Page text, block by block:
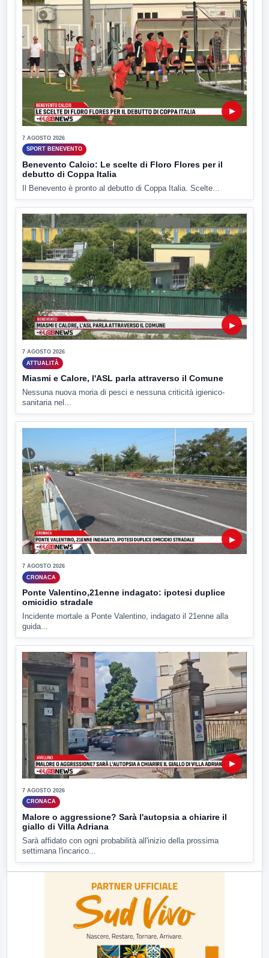
▶
7 AGOSTO 2026
SPORT BENEVENTO
Benevento Calcio: Le scelte di Floro Flores per il
debutto di Coppa Italia
Il Benevento è pronto al debutto di Coppa Italia. Scelte...
▶
7 AGOSTO 2026
ATTUALITÀ
Miasmi e Calore, l'ASL parla attraverso il Comune
Nessuna nuova moria di pesci e nessuna criticità igienico-
sanitaria nel...
▶
7 AGOSTO 2026
CRONACA
Ponte Valentino,21enne indagato: ipotesi duplice
omicidio stradale
Incidente mortale a Ponte Valentino, indagato il 21enne alla
guida...
▶
7 AGOSTO 2026
CRONACA
Malore o aggressione? Sarà l'autopsia a chiarire il
giallo di Villa Adriana
Sarà affidato con ogni probabilità all'inizio della prossima
settimana l'incarico...